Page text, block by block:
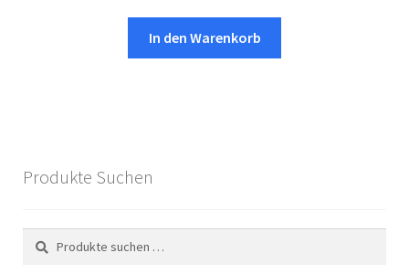
In den Warenkorb
Produkte Suchen
Suchen
nach:
Suchen